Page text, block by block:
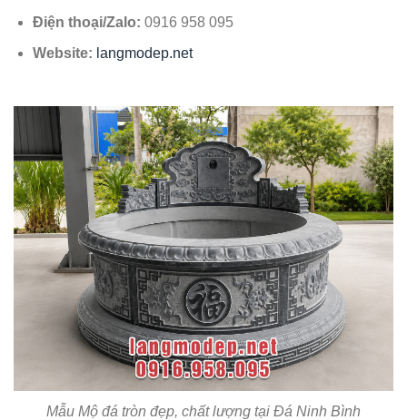
Điện thoại/Zalo: 0916 958 095
Website: langmodep.net
Mẫu Mộ đá tròn đẹp, chất lượng tại Đá Ninh Bình